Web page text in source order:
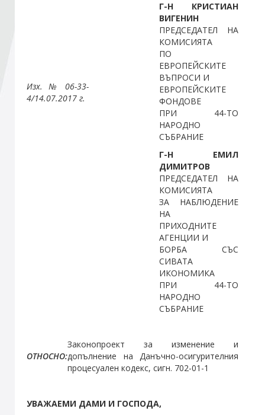
Абонирайте се!
Изх. № 06-33-
4/14.07.2017 г.
Г-Н КРИСТИАН
ВИГЕНИН
ПРЕДСЕДАТЕЛ НА
КОМИСИЯТА
ПО
ЕВРОПЕЙСКИТЕ
ВЪПРОСИ И
ЕВРОПЕЙСКИТЕ
ФОНДОВЕ
ПРИ 44-ТО
НАРОДНО
СЪБРАНИЕ
Г-Н ЕМИЛ
ДИМИТРОВ
ПРЕДСЕДАТЕЛ НА
КОМИСИЯТА
ЗА НАБЛЮДЕНИЕ
НА
ПРИХОДНИТЕ
АГЕНЦИИ И
БОРБА СЪС
СИВАТА
ИКОНОМИКА
ПРИ 44-ТО
НАРОДНО
СЪБРАНИЕ
ОТНОСНО:
Законопроект за изменение и
допълнение на Данъчно-осигурителния
процесуален кодекс, сигн. 702-01-1
УВАЖАЕМИ ДАМИ И ГОСПОДА,